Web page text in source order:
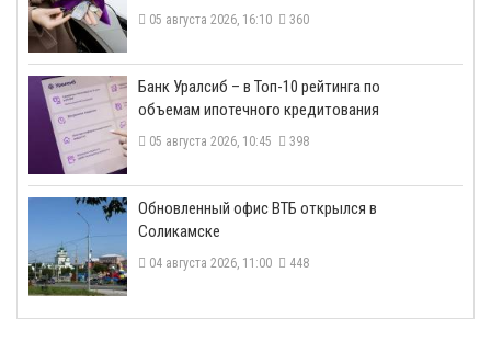
05 августа 2026, 16:10 360
​Банк Уралсиб – в Топ-10 рейтинга по
объемам ипотечного кредитования
05 августа 2026, 10:45 398
​Обновленный офис ВТБ открылся в
Соликамске
04 августа 2026, 11:00 448